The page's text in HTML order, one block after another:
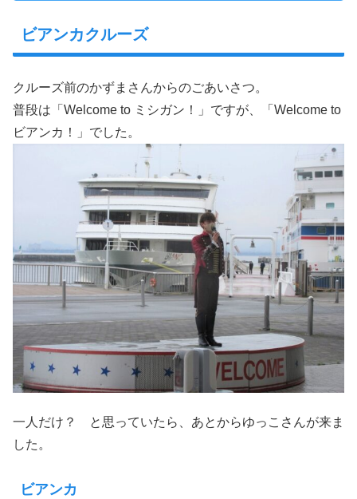
ビアンカクルーズ
クルーズ前のかずまさんからのごあいさつ。
普段は「Welcome to ミシガン！」ですが、「Welcome to
ビアンカ！」でした。
一人だけ？ と思っていたら、あとからゆっこさんが来ま
した。
ビアンカ